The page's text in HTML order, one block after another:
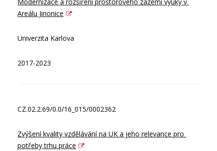
Modernizace a rozšíření prostorového zázemí výuky v
Areálu Jinonice
Univerzita Karlova
2017-2023
CZ.02.2.69/0.0/16_015/0002362
Zvýšení kvality vzdělávání na UK a jeho relevance pro
potřeby trhu práce